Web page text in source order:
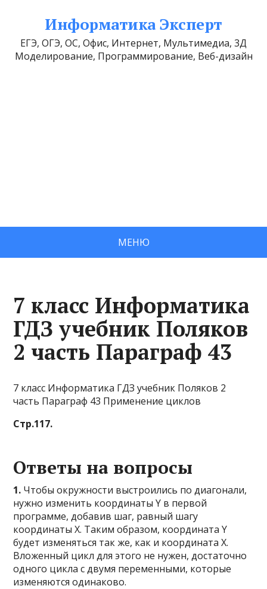
Информатика Эксперт
ЕГЭ, ОГЭ, ОС, Офис, Интернет, Мультимедиа, 3Д
Моделирование, Программирование, Веб-дизайн
МЕНЮ
7 класс Информатика
ГДЗ учебник Поляков
2 часть Параграф 43
7 класс Информатика ГДЗ учебник Поляков 2
часть Параграф 43 Применение циклов
Стр.117.
Ответы на вопросы
1. Чтобы окружности выстроились по диагонали,
нужно изменить координаты Y в первой
программе, добавив шаг, равный шагу
координаты X. Таким образом, координата Y
будет изменяться так же, как и координата X.
Вложенный цикл для этого не нужен, достаточно
одного цикла с двумя переменными, которые
изменяются одинаково.